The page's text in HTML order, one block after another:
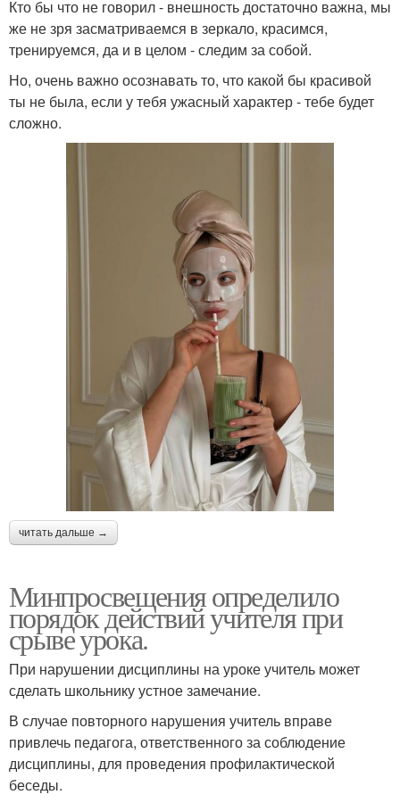
Кто бы что не говорил - внешность достаточно важна, мы
же не зря засматриваемся в зеркало, красимся,
тренируемся, да и в целом - следим за собой.
Но, очень важно осознавать то, что какой бы красивой
ты не была, если у тебя ужасный характер - тебе будет
сложно.
читать дальше →
Минпросвещения определило
порядок действий учителя при
срыве урока.
При нарушении дисциплины на уроке учитель может
сделать школьнику устное замечание.
В случае повторного нарушения учитель вправе
привлечь педагога, ответственного за соблюдение
дисциплины, для проведения профилактической
беседы.